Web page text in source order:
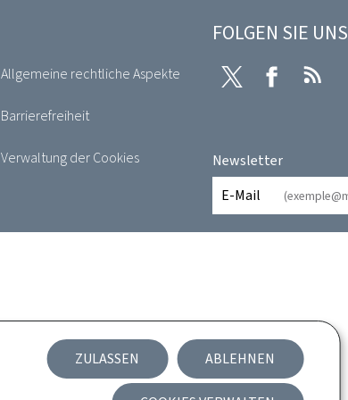
ZULASSEN ABLEHNEN
Allgemeine rechtliche Aspekte
Barrierefreiheit
Verwaltung der Cookies
FOLGEN SIE UNS
Twitter Facebook
Newsletter
E-Mail